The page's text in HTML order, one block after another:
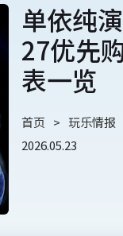
单依纯
27优先
表一览
首页 玩乐情报
2026.05.23